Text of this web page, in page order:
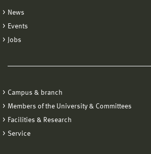
News
Events
Jobs
Campus & branch
Members of the University & Committees
Facilities & Research
Service